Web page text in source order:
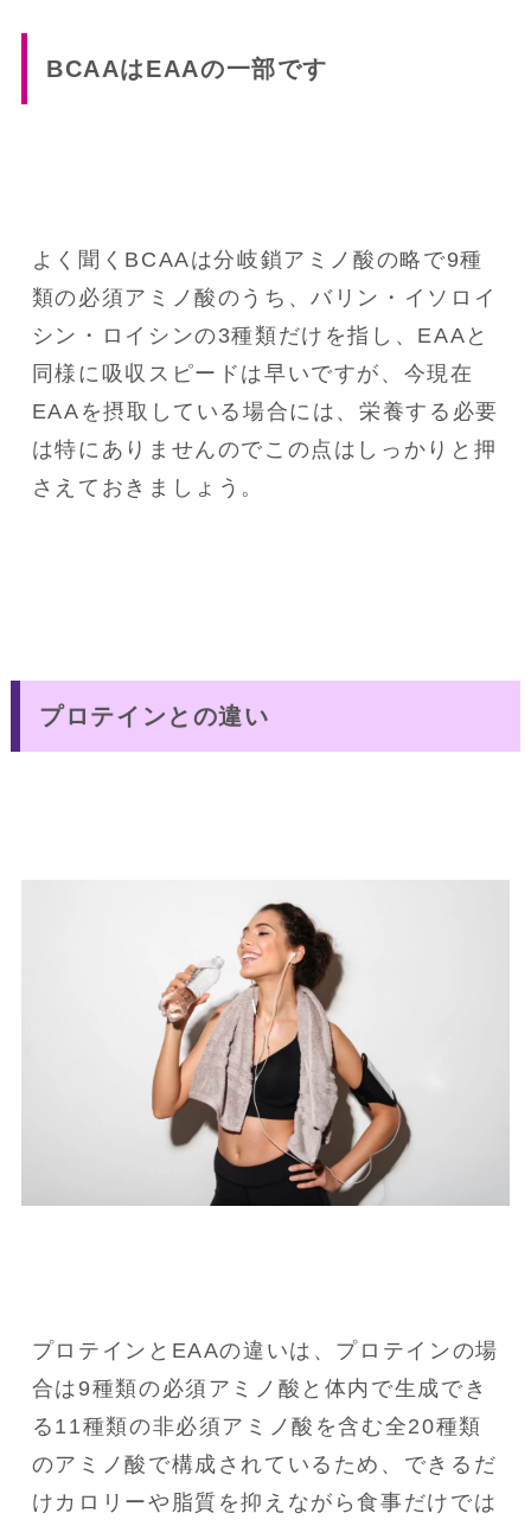
BCAAはEAAの一部です
よく聞くBCAAは分岐鎖アミノ酸の略で9種
類の必須アミノ酸のうち、バリン・イソロイ
シン・ロイシンの3種類だけを指し、EAAと
同様に吸収スピードは早いですが、今現在
EAAを摂取している場合には、栄養する必要
は特にありませんのでこの点はしっかりと押
さえておきましょう。
プロテインとの違い
プロテインとEAAの違いは、プロテインの場
合は9種類の必須アミノ酸と体内で生成でき
る11種類の非必須アミノ酸を含む全20種類
のアミノ酸で構成されているため、できるだ
けカロリーや脂質を抑えながら食事だけでは